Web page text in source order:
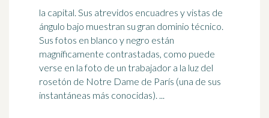
la capital. Sus atrevidos encuadres y vistas de
ángulo bajo muestran su gran dominio técnico.
Sus fotos en blanco y negro están
magníficamente contrastadas, como puede
verse en la foto de un trabajador a la luz del
rosetón de Notre Dame de París (una de sus
instantáneas más conocidas). ...